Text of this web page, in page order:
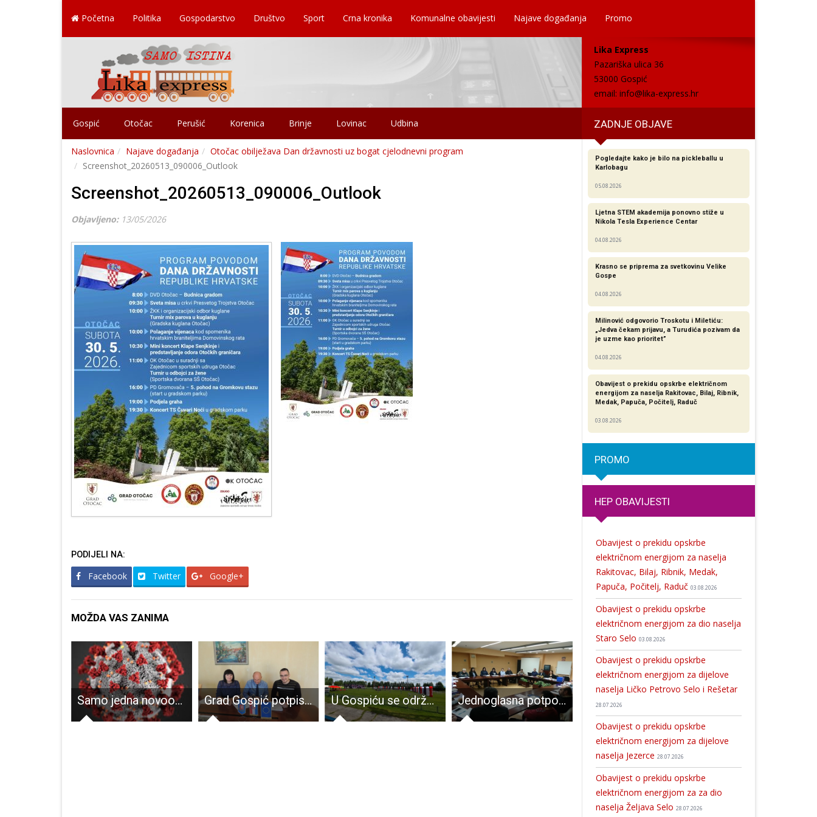
Početna Politika Gospodarstvo Društvo Sport Crna kronika Komunalne obavijesti Najave događanja Promo
Lika Express
Pazariška ulica 36
53000 Gospić
email: info@lika-express.hr
Gospić Otočac Perušić Korenica Brinje Lovinac Udbina ZADNJE OBJAVE
Naslovnica Najave događanja
Otočac obilježava Dan državnosti uz bogat cjelodnevni program
Screenshot_20260513_090006_Outlook
Screenshot_20260513_090006_Outlook
Objavljeno: 13/05/2026
PODIJELI NA:
Facebook Twitter Google+
MOŽDA VAS ZANIMA
Samo jedna novooboljela osoba od COVID-19 u Ličko-senjskoj županiji Grad Gospić potpisao još jedan vrijedan ugovor o dodjeli bespovratnih sredstava. Za energetsku obnovu škole u Ličkom Osiku vrijednu oko 5 milijuna kuna, dvije petine daje EU, ostatak Grad Gospić U Gospiću se održavaju Sportske igre mladih Jednoglasna potpora Županijskog partnerskog vijeća projektima
Pogledajte kako je bilo na pickleballu u
Karlobagu
05.08.2026
Ljetna STEM akademija ponovno stiže u
Nikola Tesla Experience Centar
04.08.2026
Krasno se priprema za svetkovinu Velike
Gospe
04.08.2026
Milinović odgovorio Troskotu i Miletiću:
„Jedva čekam prijavu, a Turudića pozivam da
je uzme kao prioritet”
04.08.2026
Obavijest o prekidu opskrbe električnom
energijom za naselja Rakitovac, Bilaj, Ribnik,
Medak, Papuča, Počitelj, Raduč
03.08.2026
PROMO
HEP OBAVIJESTI
Obavijest o prekidu opskrbe
električnom energijom za naselja
Rakitovac, Bilaj, Ribnik, Medak,
Papuča, Počitelj, Raduč 03.08.2026
Obavijest o prekidu opskrbe
električnom energijom za dio naselja
Staro Selo 03.08.2026
Obavijest o prekidu opskrbe
električnom energijom za dijelove
naselja Ličko Petrovo Selo i Rešetar
28.07.2026
Obavijest o prekidu opskrbe
električnom energijom za dijelove
naselja Jezerce 28.07.2026
Obavijest o prekidu opskrbe
električnom energijom za za dio
naselja Željava Selo 28.07.2026